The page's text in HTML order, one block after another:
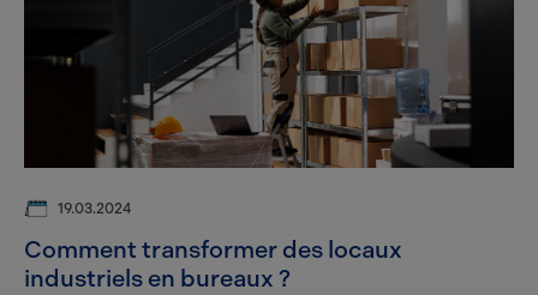
19.03.2024
Comment transformer des locaux
industriels en bureaux ?